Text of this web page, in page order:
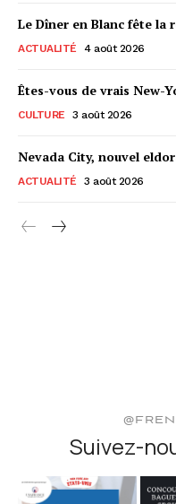
Le Dîner en Blanc fête la
ACTUALITÉ 4 août 2026
Êtes-vous de vrais New-
CULTURE 3 août 2026
Nevada City, nouvel
ACTUALITÉ 3 août 2026
Suivez-